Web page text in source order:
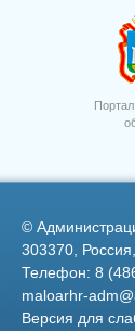
©
303370,
Телефон: 8
maloarhr-
Версия для